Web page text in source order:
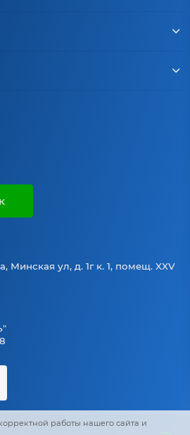
работы нашего сайта и
Минская ул, д. 1г к. 1, помещ. XXV